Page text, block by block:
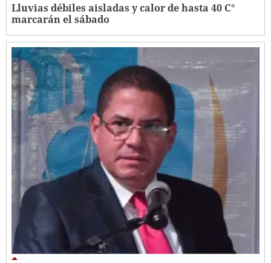
Lluvias débiles aisladas y calor de hasta 40 C°
marcarán el sábado